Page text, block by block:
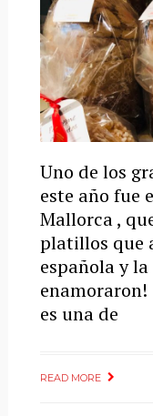
Uno de los
este año fue
Mallorca ,
platillos que
española y
es una de
READ MORE